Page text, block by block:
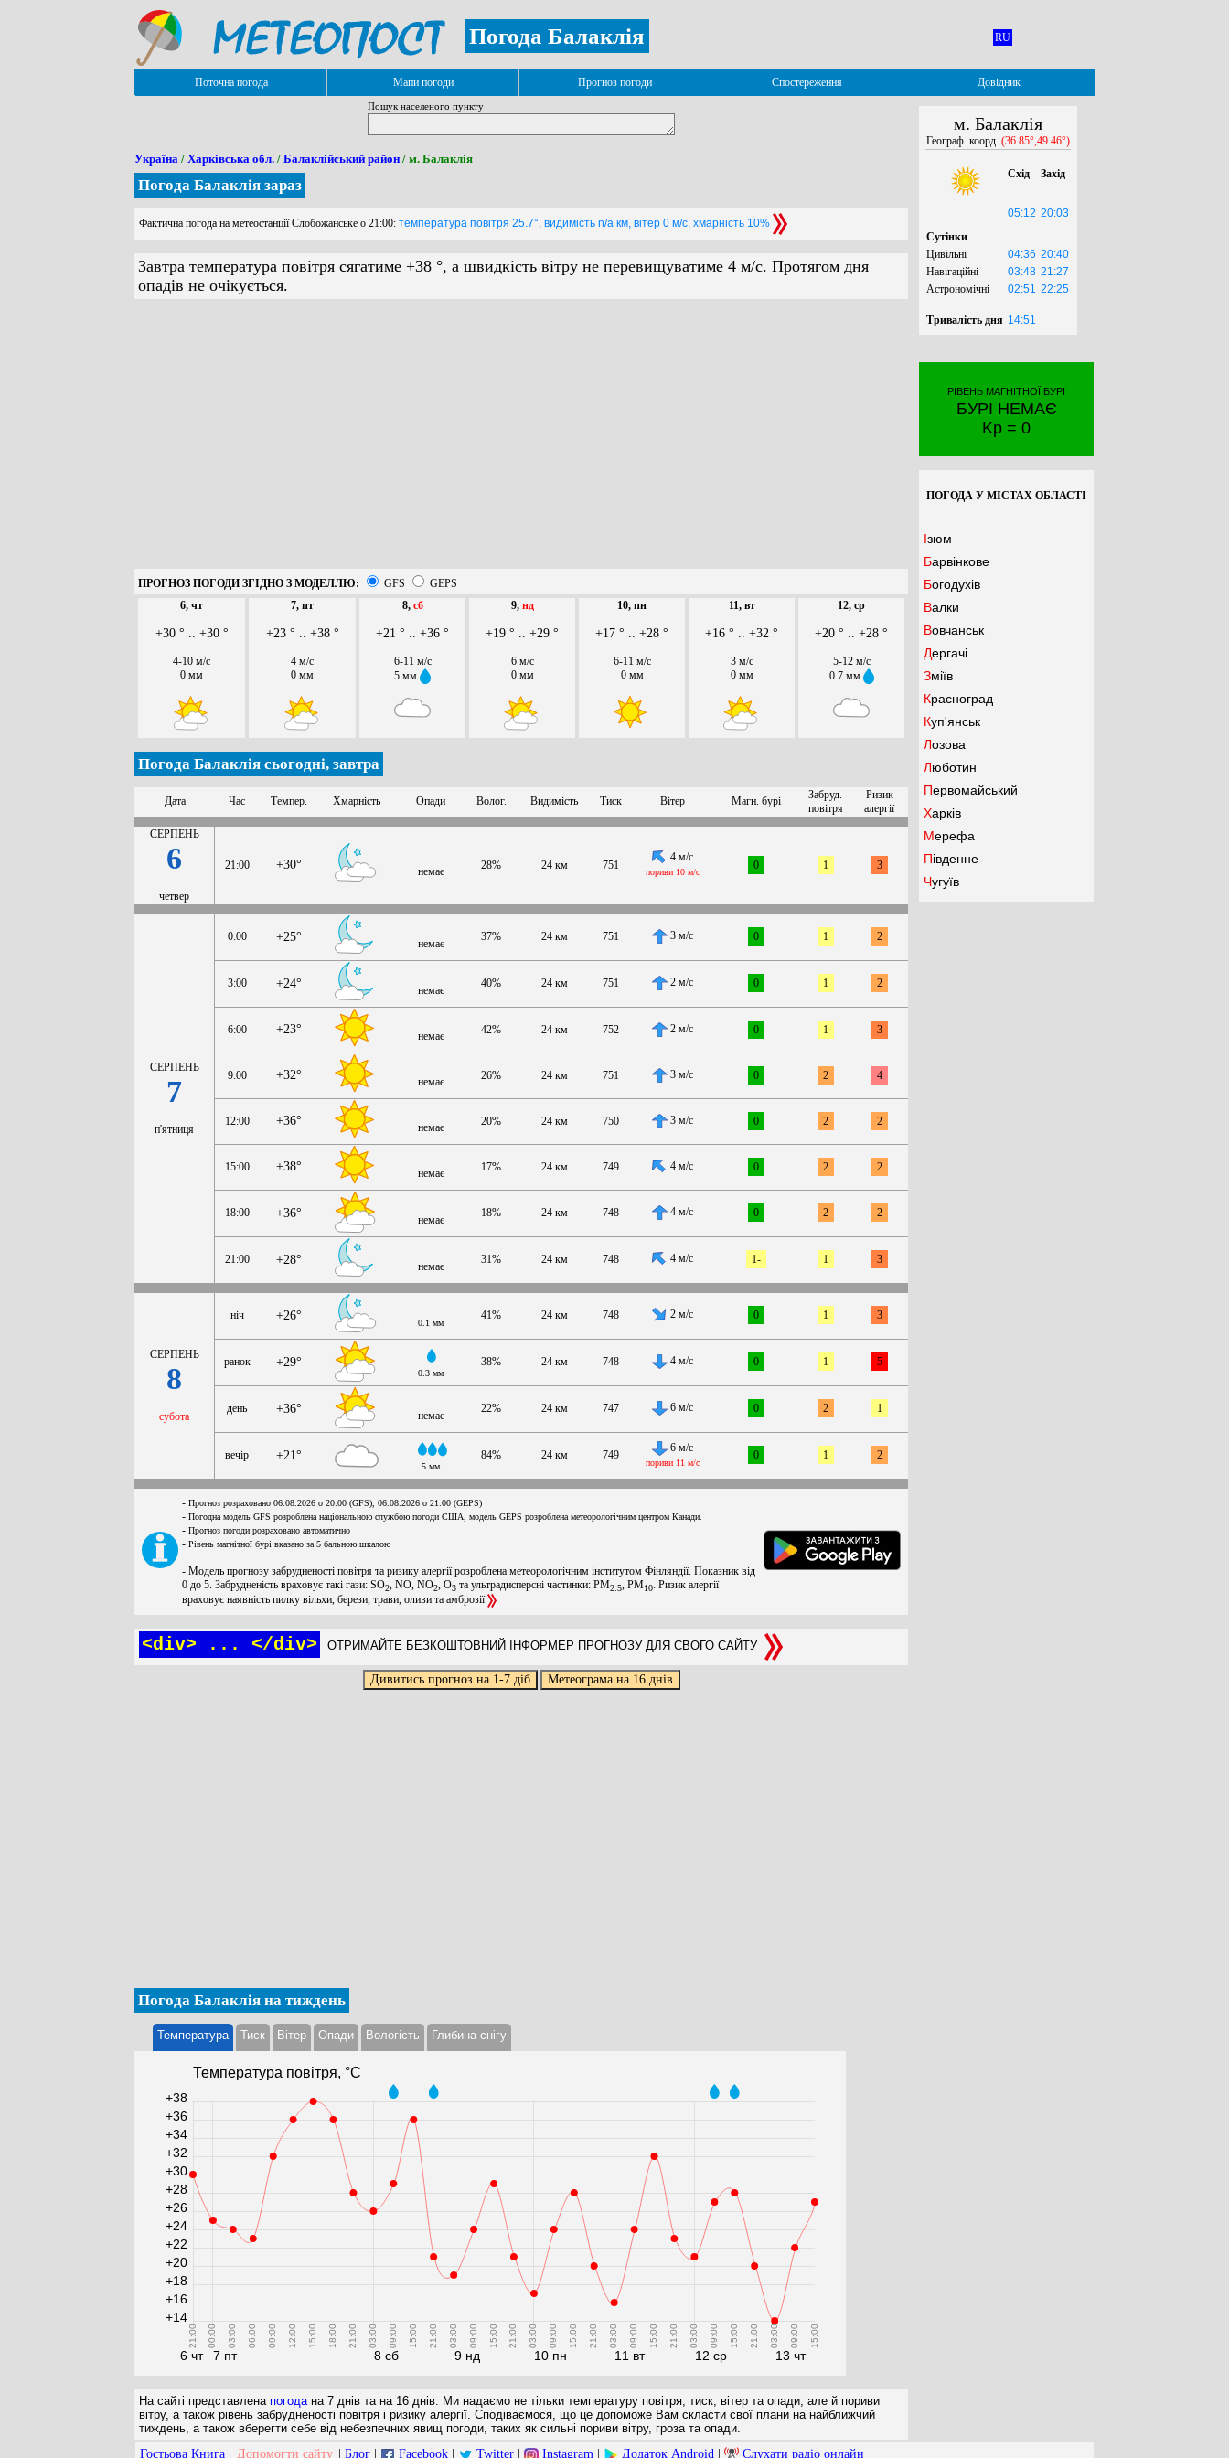
Погода Балаклія RU
Поточна погода Мапи погоди Прогноз погоди Спостереження Довідник
Пошук населеного пункту
Україна / Харківська обл. / Балаклійський район / м. Балаклія
Погода Балаклія зараз
Фактична погода на метеостанції Слобожанське о 21:00: температура повітря 25.7°, видимість n/a км, вітер 0 м/с, хмарність 10%
Завтра температура повітря сягатиме +38 °, а швидкість вітру не перевищуватиме 4 м/с. Протягом дня
опадів не очікується.
ПРОГНОЗ ПОГОДИ ЗГІДНО З МОДЕЛЛЮ: GFS
GEPS
6, чт
+30 ° .. +30 °
4-10 м/с
0 мм
7, пт
+23 ° .. +38 °
4 м/с
0 мм
8, сб
+21 ° .. +36 °
6-11 м/с
5 мм
9, нд
+19 ° .. +29 °
6 м/с
0 мм
10, пн
+17 ° .. +28 °
6-11 м/с
0 мм
11, вт
+16 ° .. +32 °
3 м/с
0 мм
12, ср
+20 ° .. +28 °
5-12 м/с
0.7 мм
Погода Балаклія сьогодні, завтра
Дата Час Темпер. Хмарність Опади Волог. Видимість Тиск Вітер Магн. бурі
Забруд.
повітря
Ризик
алергії
СЕРПЕНЬ
6
четвер
21:00 +30° немає 28% 24 км 751
4 м/с
пориви 10 м/с
0 1 3
СЕРПЕНЬ
7
п'ятниця
0:00 +25° немає
37% 24 км 751 3 м/с 0 1 2
3:00 +24° немає
40% 24 км 751 2 м/с 0 1 2
6:00 +23° немає 42% 24 км 752 2 м/с 0 1 3
9:00 +32° немає 26% 24 км 751 3 м/с 0 2 4
12:00 +36° немає 20% 24 км 750 3 м/с 0 2 2
15:00 +38° немає 17% 24 км 749 4 м/с 0 2 2
18:00 +36° немає
18% 24 км 748 4 м/с 0 2 2
21:00 +28° немає
31% 24 км 748 4 м/с 1- 1 3
СЕРПЕНЬ
8
субота
ніч +26°
0.1 мм
41% 24 км 748 2 м/с 0 1 3
ранок +29°
0.3 мм
38% 24 км 748 4 м/с 0 1 5
день +36° немає
22% 24 км 747 6 м/с 0 2 1
вечір +21°
5 мм
84% 24 км 749
6 м/с
пориви 11 м/с
0 1 2
- Прогноз розраховано 06.08.2026 о 20:00 (GFS), 06.08.2026 о 21:00 (GEPS)
- Погодна модель GFS розроблена національною службою погоди США, модель GEPS розроблена метеорологічним центром Канади.
- Прогноз погоди розраховано автоматично
- Рівень магнітної бурі вказано за 5 бальною шкалою
- Модель прогнозу забрудненості повітря та ризику алергії розроблена метеорологічним інститутом Фінляндії. Показник від
0 до 5. Забрудненість враховує такі гази: SO2 , NO, NO2 , O3 та ультрадисперсні частинки: PM2.5 , PM10 . Ризик алергії
враховує наявність пилку вільхи, берези, трави, оливи та амброзії
<div> ... </div> ОТРИМАЙТЕ БЕЗКОШТОВНИЙ ІНФОРМЕР ПРОГНОЗУ ДЛЯ СВОГО САЙТУ
Погода Балаклія на тиждень
Температура Тиск Вітер Опади Вологість Глибина снігу
Температура повітря, °С
6 чт
21:00
7 пт
00:00 03:00 06:00 09:00 12:00 15:00 18:00 21:00
8 сб
03:00 09:00 15:00 21:00
9 нд
03:00 09:00 15:00 21:00
10 пн
03:00 09:00 15:00 21:00
11 вт
03:00 09:00 15:00 21:00
12 ср
03:00 09:00 15:00 21:00
13 чт
03:00 09:00 15:00
+14
+16
+18
+20
+22
+24
+26
+28
+30
+32
+34
+36
+38
На сайті представлена погода на 7 днів та на 16 днів. Ми надаємо не тільки температуру повітря, тиск, вітер та опади, але й пориви
вітру, а також рівень забрудненості повітря і ризику алергії. Сподіваємося, що це допоможе Вам скласти свої плани на найближчий
тиждень, а також вберегти себе від небезпечних явищ погоди, таких як сильні пориви вітру, гроза та опади.
м. Балаклія
Географ. коорд. (36.85°,49.46°)
Схід Захід
05:12 20:03
Сутінки
Цивільні
04:36 20:40
Навігаційні
03:48 21:27
Астрономічні
02:51 22:25
Тривалість дня 14:51
РІВЕНЬ МАГНІТНОЇ БУРІ
БУРІ НЕМАЄ
Kp = 0
ПОГОДА У МІСТАХ ОБЛАСТІ
Ізюм
Барвінкове
Богодухів
Валки
Вовчанськ
Дергачі
Зміїв
Красноград
Куп'янськ
Лозова
Люботин
Первомайський
Харків
Мерефа
Південне
Чугуїв
Гостьова Книга Допомогти сайту Блог Facebook Twitter Instagram Додаток Android Слухати радіо онлайн